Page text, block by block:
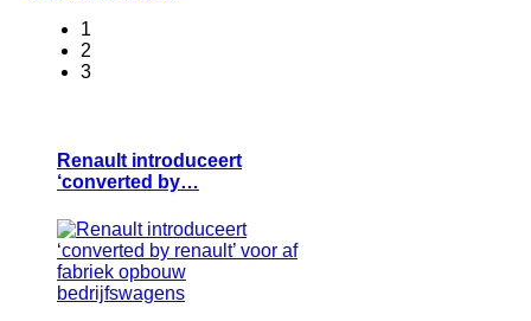
1
2
3
Renault introduceert
‘converted by…